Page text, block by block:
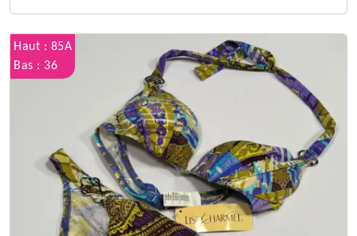
Haut : 85A
Bas : 36